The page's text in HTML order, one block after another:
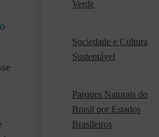
Verde
Sociedade e Cultura
Sustentável
Parques Naturais do
Brasil por Estados
Brasileiros